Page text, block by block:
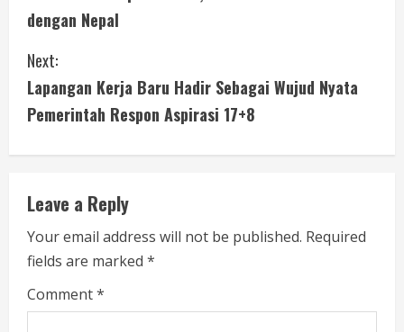
n
t
i
n
u
e
R
e
dengan Nepal
Next:
Lapangan Kerja Baru Hadir Sebagai Wujud Nyata
Pemerintah Respon Aspirasi 17+8
Leave a Reply
Your email address will not be published. Required
fields are marked *
Comment*